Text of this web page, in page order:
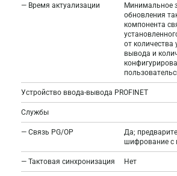
— Время актуализации
Минимальное
обновления
компонента
от количества
вывода и
Устройство ввода-вывода PROFINET
Службы
— Связь PG/OP
Да;
шифрование с
— Тактовая синхронизация Нет